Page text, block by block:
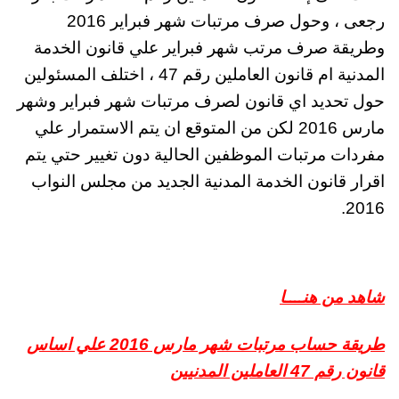
رجعى ، وحول صرف مرتبات شهر فبراير 2016
وطريقة صرف مرتب شهر فبراير علي قانون الخدمة
المدنية ام قانون العاملين رقم 47 ، اختلف المسئولين
حول تحديد اي قانون لصرف مرتبات شهر فبراير وشهر
مارس 2016 لكن من المتوقع ان يتم الاستمرار علي
مفردات مرتبات الموظفين الحالية دون تغيير حتي يتم
اقرار قانون الخدمة المدنية الجديد من مجلس النواب
2016.
شاهد من هنــــا
طريقة حساب مرتبات شهر مارس 2016 علي اساس
قانون رقم 47 العاملين المدنيين